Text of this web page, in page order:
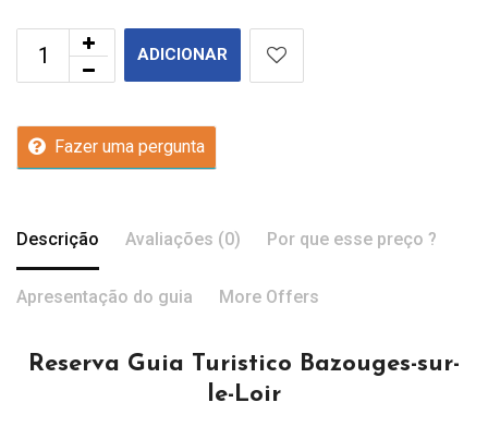
ADICIONAR
Fazer uma pergunta
Descrição Avaliações (0) Por que esse preço ?
Apresentação do guia More Offers
Reserva Guia Turistico Bazouges-sur-
le-Loir